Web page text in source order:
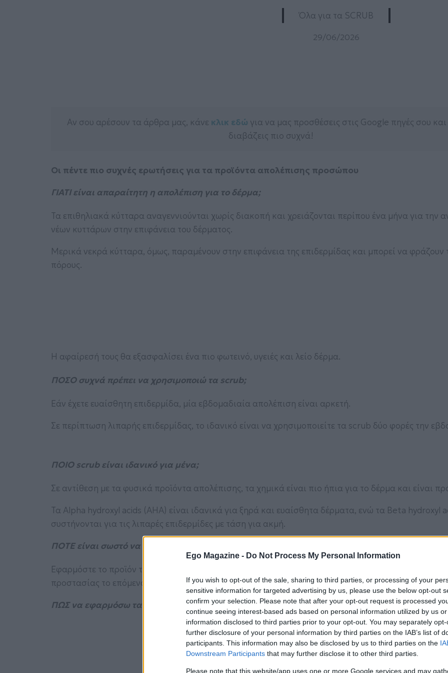
Ego Magazine - Do Not Process My Personal Information
If you wish to opt-out of the sale, sharing to third parties, or processing of your
sensitive information for targeted advertising by us, please use the below opt-out
confirm your selection. Please note that after your opt-out request is processed
continue seeing interest-based ads based on personal information utilized by us
information disclosed to third parties prior to your opt-out. You may separately
further disclosure of your personal information by third parties on the IAB’s list of
participants. This information may also be disclosed by us to third parties on the
Downstream Participants that may further disclose it to other third parties.
Please note that this website/app uses one or more Google services and may
Όλα για τα SCRUB
29/06/2026
Αν σου αρέσουν τα άρθρα μας, κάνε κλικ εδώ για να μας προσθέσεις στις Google πηγές σου
διαβάζεις πιο συχνά!
Οι πέντε πιο συχνές ερωτήσεις για τα προϊόντα απολέπισης προσώπου
ΓΙΑΤΙ είναι απαραίτητη η απολέπιση για το δέρμα;
Τα επιθηλιακά κύτταρα αναγεννιούνται χωρίς διακοπή και χρειάζονται περίπου ένα μήνα για την
νέων κυττάρων στην επιφάνεια του δέρματος.
Μερικά νεκρά κύτταρα, όμως, παραμένουν στην επιφάνεια της επιδερμίδας και μπορεί να φράζουν
πόρους.
Η αφαίρεσή τους θα εξασφαλίσει ένα πιο φωτεινό, υγειές και λείο δέρμα.
ΠΟΣΟ συχνά πρέπει να χρησιμοποιώ τα scrub;
Εάν έχετε ευαίσθητη επιδερμίδα, μία εβδομαδιαία απολέπιση είναι αρκετή.
Σε περίπτωση λιπαρής επιδερμίδας, το ιδανικό είναι να χρησιμοποιείτε τα scrub δύο φορές την
ΠΟΙΟ scrub είναι ιδανικό για μένα;
Σε αντίθεση με τα φυσικά προϊόντα απολέπισης, τα χημικά είναι πιο ήπια για το δέρμα και είναι
Τα Alpha hydroxyl acids (AHA) είναι ιδανικά για ξηρά και ευαίσθητα δέρματα, ενώ τα Beta hydroxyl
συστήνονται για τις λιπαρές επιδερμίδες με τάση για ακμή.
ΠΟΤΕ είναι σωστό να εφαρμόσω τα scrub;
Εφαρμόστε το προϊόν το βράδυ, πριν από τον ύπνο και χρησιμοποιήστε μία κρέμα ημέρας με δείκτη
προστασίας το επόμενο πρωί, καθώς το δέρμα θα είναι πιο ευαίσθητο στο φως.
ΠΩΣ να εφαρμόσω τα προϊόντα απολέπισης;